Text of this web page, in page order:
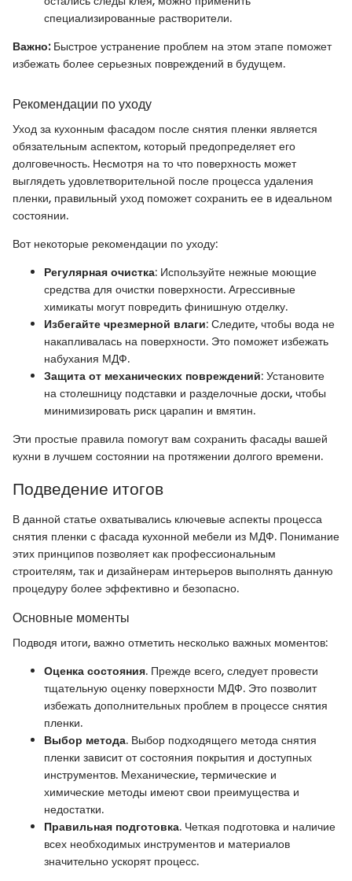
специализированные растворители.
Важно:Быстрое устранение проблем на этом этапе поможет
избежать более серьезных повреждений в будущем.
Рекомендации по уходу
Уход за кухонным фасадом после снятия пленки является
обязательным аспектом, который предопределяет его
долговечность. Несмотря на то что поверхность может
выглядеть удовлетворительной после процесса удаления
пленки, правильный уход поможет сохранить ее в идеальном
состоянии.
Вот некоторые рекомендации по уходу:
Регулярная очистка: Используйте нежные моющие
средства для очистки поверхности. Агрессивные
химикаты могут повредить финишную отделку.
Избегайте чрезмерной влаги: Следите, чтобы вода не
накапливалась на поверхности. Это поможет избежать
набухания МДФ.
Защита от механических повреждений: Установите
на столешницу подставки и разделочные доски, чтобы
минимизировать риск царапин и вмятин.
Эти простые правила помогут вам сохранить фасады вашей
кухни в лучшем состоянии на протяжении долгого времени.
Подведение итогов
В данной статье охватывались ключевые аспекты процесса
снятия пленки с фасада кухонной мебели из МДФ. Понимание
этих принципов позволяет как профессиональным
строителям, так и дизайнерам интерьеров выполнять данную
процедуру более эффективно и безопасно.
Основные моменты
Подводя итоги, важно отметить несколько важных моментов:
Оценка состояния. Прежде всего, следует провести
тщательную оценку поверхности МДФ. Это позволит
избежать дополнительных проблем в процессе снятия
пленки.
Выбор метода. Выбор подходящего метода снятия
пленки зависит от состояния покрытия и доступных
инструментов. Механические, термические и
химические методы имеют свои преимущества и
недостатки.
Правильная подготовка. Четкая подготовка и наличие
всех необходимых инструментов и материалов
значительно ускорят процесс.